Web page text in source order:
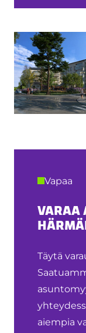
Vapaa
VARAA
Täytä
aiempia